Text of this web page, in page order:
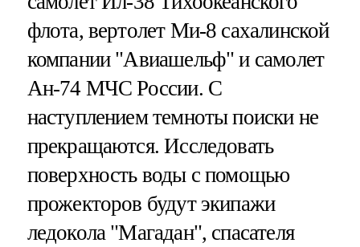
флота, вертолет Ми-8 сахалинской
компании "Авиашельф" и самолет
Ан-74 МЧС России. С
наступлением темноты поиски не
прекращаются. Исследовать
поверхность воды с помощью
прожекторов будут экипажи
ледокола "Магадан", спасателя